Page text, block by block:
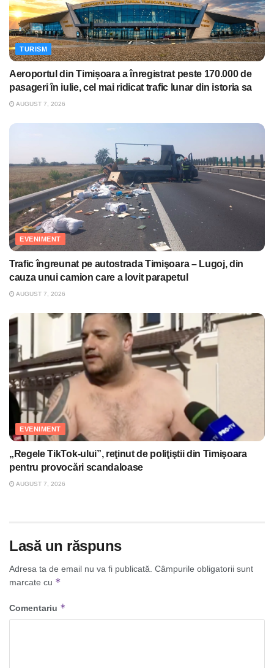
TURISM
Aeroportul din Timișoara a înregistrat peste 170.000 de
pasageri în iulie, cel mai ridicat trafic lunar din istoria sa
AUGUST 7, 2026
EVENIMENT
Trafic îngreunat pe autostrada Timişoara – Lugoj, din
cauza unui camion care a lovit parapetul
AUGUST 7, 2026
EVENIMENT
„Regele TikTok-ului”, reţinut de poliţiştii din Timişoara
pentru provocări scandaloase
AUGUST 7, 2026
Lasă un răspuns
Adresa ta de email nu va fi publicată. Câmpurile obligatorii sunt
marcate cu *
Comentariu *